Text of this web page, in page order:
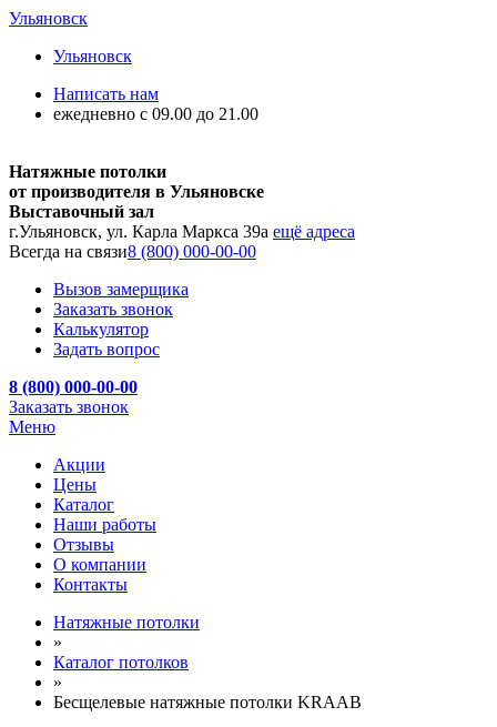
Ульяновск
Ульяновск
Написать нам
ежедневно с 09.00 до 21.00
Натяжные потолки
от производителя в Ульяновске
Выставочный зал
г.Ульяновск, ул. Карла Маркса 39а ещё адреса
Всегда на связи8 (800) 000-00-00
Вызов замерщика
Заказать звонок
Калькулятор
Задать вопрос
8 (800) 000-00-00
Заказать звонок
Меню
Акции
Цены
Каталог
Наши работы
Отзывы
О компании
Контакты
Натяжные потолки
»
Каталог потолков
»
Бесщелевые натяжные потолки KRAAB